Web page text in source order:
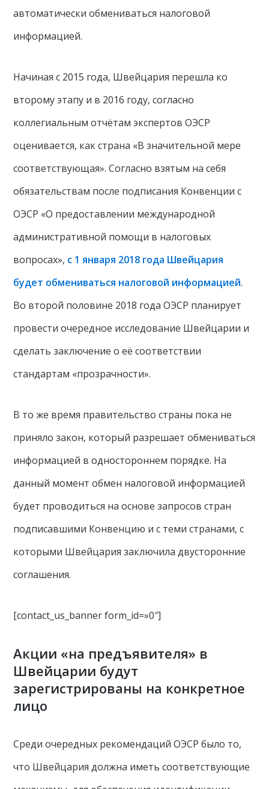
автоматически обмениваться налоговой
информацией.
Начиная с 2015 года, Швейцария перешла ко
второму этапу и в 2016 году, согласно
коллегиальным отчётам экспертов ОЭСР
оценивается, как страна «В значительной мере
соответствующая». Согласно взятым на себя
обязательствам после подписания Конвенции с
ОЭСР «О предоставлении международной
административной помощи в налоговых
вопросах», с 1 января 2018 года Швейцария
будет обмениваться налоговой информацией.
Во второй половине 2018 года ОЭСР планирует
провести очередное исследование Швейцарии и
сделать заключение о её соответствии
стандартам «прозрачности».
В то же время правительство страны пока не
приняло закон, который разрешает обмениваться
информацией в одностороннем порядке. На
данный момент обмен налоговой информацией
будет проводиться на основе запросов стран
подписавшими Конвенцию и с теми странами, с
которыми Швейцария заключила двусторонние
соглашения.
[contact_us_banner form_id=»0″]
Акции «на предъявителя» в
Швейцарии будут
зарегистрированы на конкретное
лицо
Среди очередных рекомендаций ОЭСР было то,
что Швейцария должна иметь соответствующие